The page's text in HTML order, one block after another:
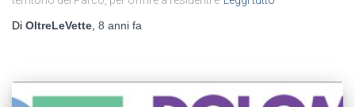
Di OltreLeVette, 8 anni fa